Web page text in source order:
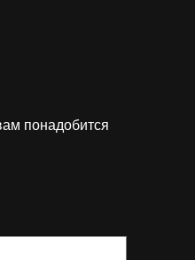
понадобится